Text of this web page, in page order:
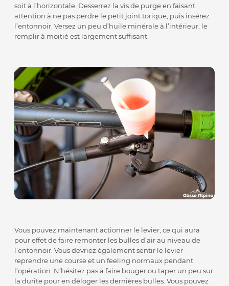
soit à l’horizontale. Desserrez la vis de purge en faisant
attention à ne pas perdre le petit joint torique, puis insérez
l’entonnoir. Versez un peu d’huile minérale à l’intérieur, le
remplir à moitié est largement suffisant.
Vous pouvez maintenant actionner le levier, ce qui aura
pour effet de faire remonter les bulles d’air au niveau de
l’entonnoir. Vous devriez également sentir le levier
reprendre une course et un feeling normaux pendant
l’opération. N’hésitez pas à faire bouger ou taper un peu sur
la durite pour en déloger les dernières bulles. Vous pouvez